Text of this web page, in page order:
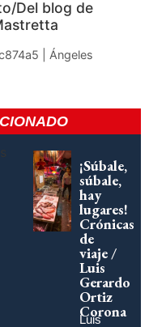
Del blog de
| Ángeles
¡Súbale,
súbale,
hay
lugares!
Crónicas
de
viaje /
Luis
Gerardo
Ortiz
Corona
Luis